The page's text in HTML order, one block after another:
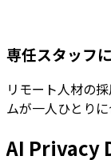
専任スタッフ
リモート人材の
ムが一人ひとり
AI Privacy